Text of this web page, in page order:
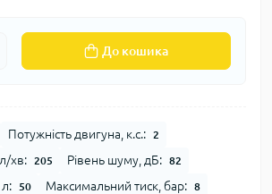
До кошика
Потужність двигуна, к.с.: 2
хв: 205 Рівень шуму, дБ: 82
50 Максимальний тиск, бар: 8